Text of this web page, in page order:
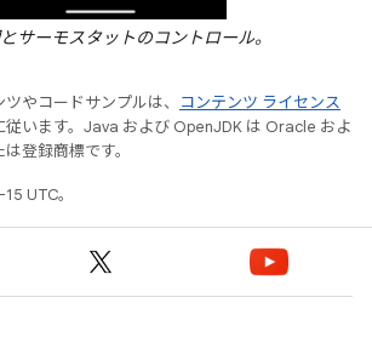
サーモスタットのコントロール。
やコードサンプルは、
コンテンツ ライセンス
従います。Java および OpenJDK は Oracle およ
登録商標です。
UTC。